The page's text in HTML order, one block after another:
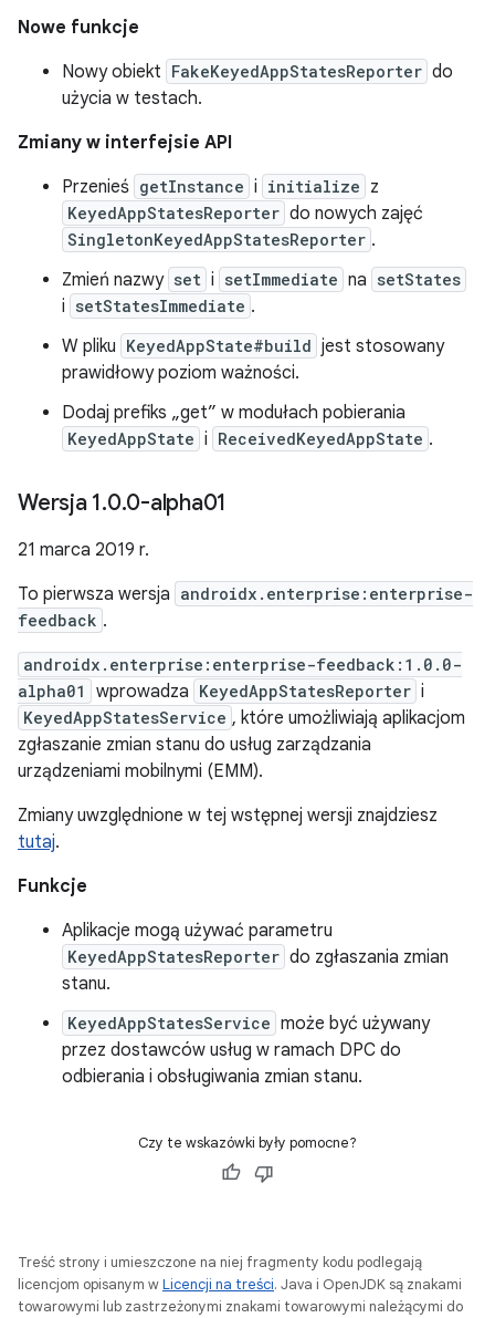
Nowe funkcje
Nowy obiekt FakeKeyedAppStatesReporter do
użycia w testach.
Zmiany w interfejsie API
Przenieś getInstance i initialize z
KeyedAppStatesReporter do nowych zajęć
SingletonKeyedAppStatesReporter .
Zmień nazwy set i setImmediate na setStates
i setStatesImmediate .
W pliku KeyedAppState#build jest stosowany
prawidłowy poziom ważności.
Dodaj prefiks „get” w modułach pobierania
KeyedAppState i ReceivedKeyedAppState .
Wersja 1.0.0-alpha01
21 marca 2019 r.
To pierwsza wersja androidx.enterprise:enterprise-
feedback .
androidx.enterprise:enterprise-feedback:1.0.0-
alpha01
wprowadza KeyedAppStatesReporter i
KeyedAppStatesService , które umożliwiają aplikacjom
zgłaszanie zmian stanu do usług zarządzania
urządzeniami mobilnymi (EMM).
Zmiany uwzględnione w tej wstępnej wersji znajdziesz
tutaj.
Funkcje
Aplikacje mogą używać parametru
KeyedAppStatesReporter do zgłaszania zmian
stanu.
KeyedAppStatesService może być używany
przez dostawców usług w ramach DPC do
odbierania i obsługiwania zmian stanu.
Czy te wskazówki były pomocne?
Treść strony i umieszczone na niej fragmenty kodu podlegają
licencjom opisanym wLicencji na treści. Java i OpenJDK są znakami
towarowymi lub zastrzeżonymi znakami towarowymi należącymi do